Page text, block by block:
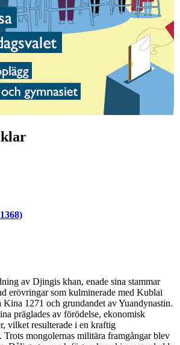
av Djingis khan, enade sina stammar
erövringar som kulminerade med Kublai
1271 och grundandet av Yuandynastin.
präglades av förödelse, ekonomisk
vilket resulterade i en kraftig
mongolernas militära framgångar blev